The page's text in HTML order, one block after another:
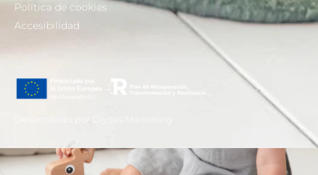
Política de cookies
Accesibilidad